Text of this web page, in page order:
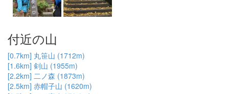
付近の山
[0.7km] 丸笹山 (1712m)
[1.6km] 剣山 (1955m)
[2.2km] 二ノ森 (1873m)
[2.5km] 赤帽子山 (1620m)